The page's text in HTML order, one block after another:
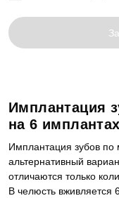
Имплантация
на 6
Имплантация зубов по
альтернативный
отличаются только
В челюсть вживляется